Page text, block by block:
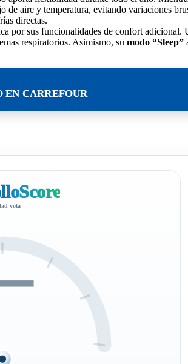
aire y temperatura, evitando variaciones
directas.
por sus funcionalidades de confort
respiratorios. Asimismo, su modo “Sleep”
CARREFOUR
vota